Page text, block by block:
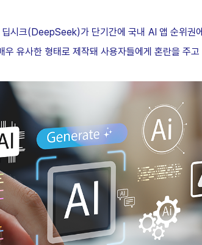
시크(DeepSeek)가 단기간에 국내 AI 앱 순위권
우 유사한 형태로 제작돼 사용자들에게 혼란을 주고